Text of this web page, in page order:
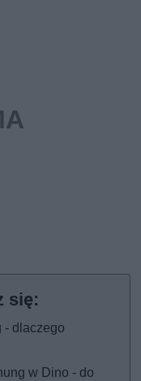
- dlaczego
w Dino - do